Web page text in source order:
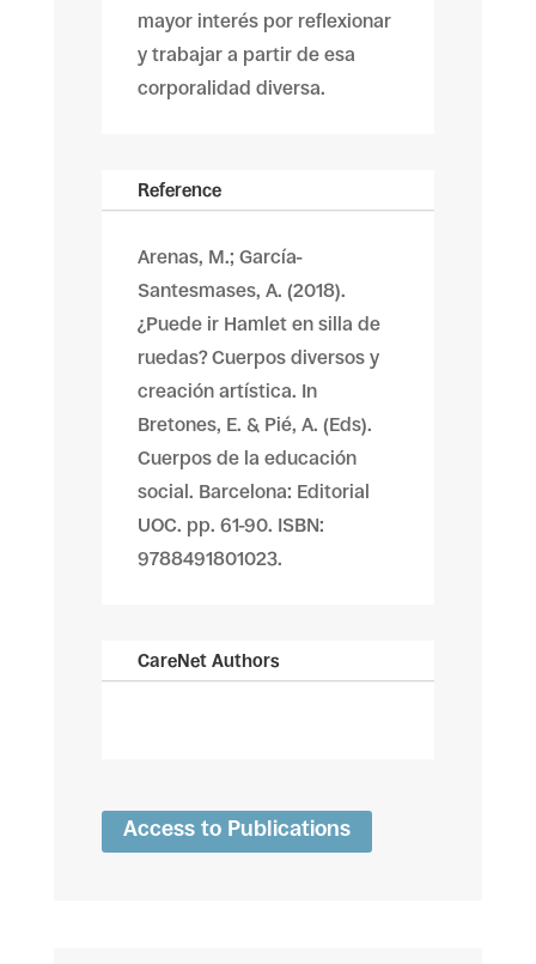
mayor interés por reflexionar
y trabajar a partir de esa
corporalidad diversa.
Reference
Arenas, M.; García-
Santesmases, A. (2018).
¿Puede ir Hamlet en silla de
ruedas? Cuerpos diversos y
creación artística. In
Bretones, E. & Pié, A. (Eds).
Cuerpos de la educación
social. Barcelona: Editorial
UOC. pp. 61-90. ISBN:
9788491801023.
CareNet Authors
Access to Publications